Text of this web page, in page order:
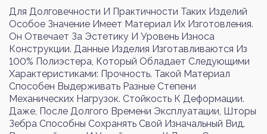
Для Долговечности И Практичности Таких Изделий
Особое Значение Имеет Материал Их Изготовления.
Он Отвечает За Эстетику И Уровень Износа
Конструкции. Данные Изделия Изготавливаются Из
100% Полиэстера, Который Обладает Следующими
Характеристиками: Прочность. Такой Материал
Способен Выдерживать Разные Степени
Механических Нагрузок. Стойкость К Деформации.
Даже, После Долгого Времени Эксплуатации, Шторы
Зебра Способны Сохранять Свой Изначальный Вид.
Номер телефона или почта
Пароль